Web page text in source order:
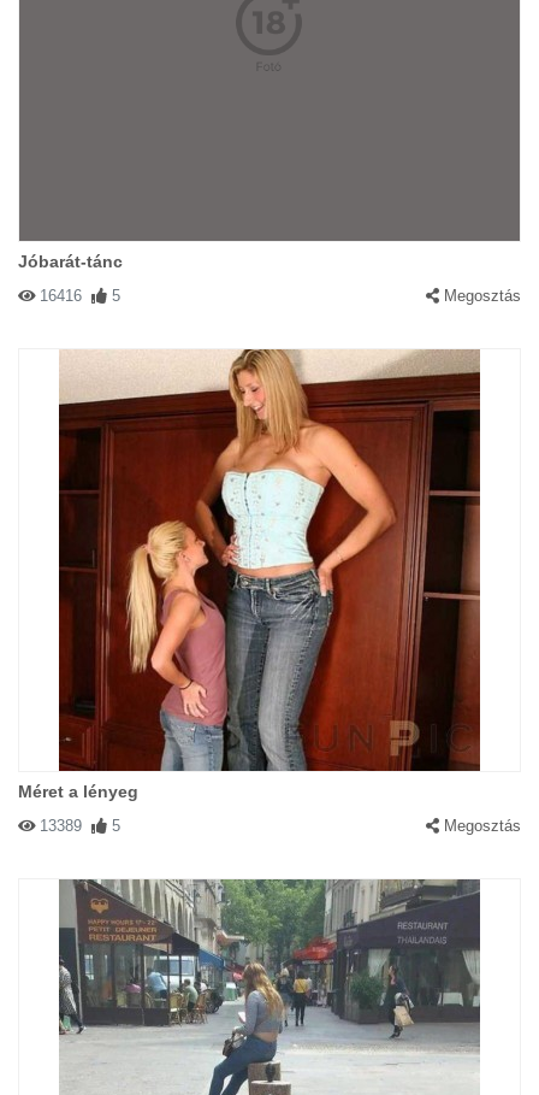
Jóbarát-tánc
16416 5 Megosztás
Méret a lényeg
13389 5 Megosztás